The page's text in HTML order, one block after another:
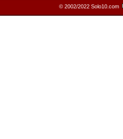
© 2002/2022 Solo10.com